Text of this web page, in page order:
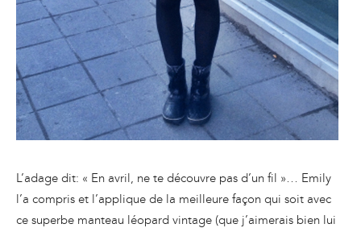
L’adage dit: « En avril, ne te découvre pas d’un fil »… Emily
l’a compris et l’applique de la meilleure façon qui soit avec
ce superbe manteau léopard vintage (que j’aimerais bien lui